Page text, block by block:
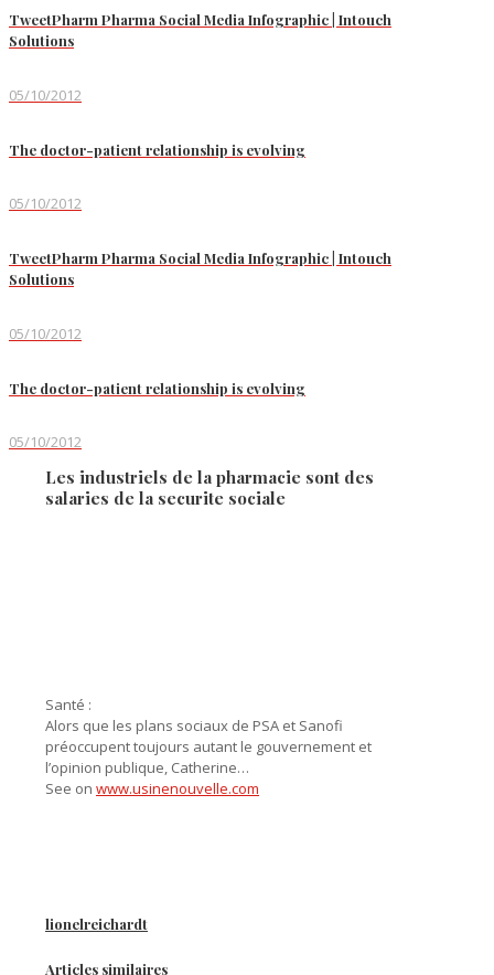
TweetPharm Pharma Social Media Infographic | Intouch
Solutions
05/10/2012
The doctor-patient relationship is evolving
05/10/2012
TweetPharm Pharma Social Media Infographic | Intouch
Solutions
05/10/2012
The doctor-patient relationship is evolving
05/10/2012
Les industriels de la pharmacie sont des
salaries de la securite sociale
Santé :
Alors que les plans sociaux de PSA et Sanofi
préoccupent toujours autant le gouvernement et
l’opinion publique, Catherine…
See on www.usinenouvelle.com
lionelreichardt
Articles similaires